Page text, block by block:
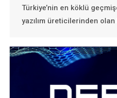
Türkiye’nin en köklü
yazılım üreticilerinden